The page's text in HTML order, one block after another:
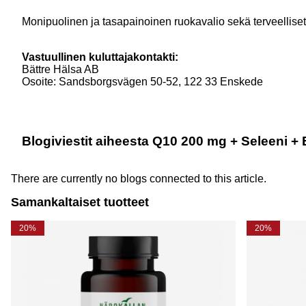
Monipuolinen ja tasapainoinen ruokavalio sekä
Vastuullinen kuluttajakontakti:
Bättre Hälsa AB
Osoite: Sandsborgsvägen 50-52, 122 33 Enskede
Blogiviestit aiheesta Q10 200 mg + Seleeni +
There are currently no blogs connected to this article.
Samankaltaiset tuotteet
20% 20%